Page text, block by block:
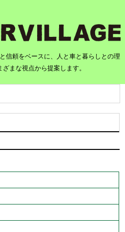
信頼をベースに、人と車と暮らしとの理
まな視点から提案します。